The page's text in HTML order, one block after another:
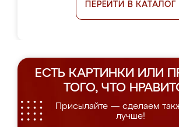
ПЕРЕЙТИ В КАТАЛОГ
ЕСТЬ КАРТИНКИ ИЛИ
ТОГО, ЧТО
Присылайте — сделаем
лучше!